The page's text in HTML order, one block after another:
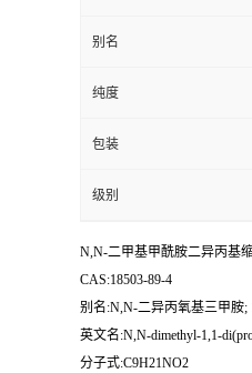
别名
纯度
包装
级别
N,N-二甲基甲酰胺二异丙基
CAS:18503-89-4
别名:N,N-二异丙氧基三甲胺;
英文名:N,N-dimethyl-1,1-
分子式:C9H21NO2